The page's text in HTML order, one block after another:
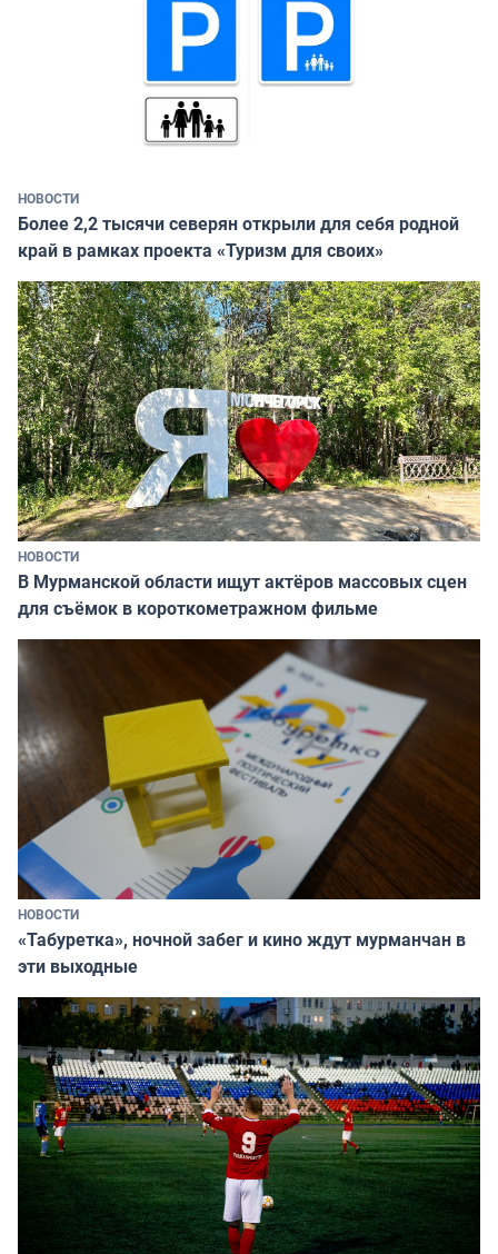
НОВОСТИ
Более 2,2 тысячи северян открыли для себя родной
край в рамках проекта «Туризм для своих»
НОВОСТИ
В Мурманской области ищут актёров массовых сцен
для съёмок в короткометражном фильме
НОВОСТИ
«Табуретка», ночной забег и кино ждут мурманчан в
эти выходные